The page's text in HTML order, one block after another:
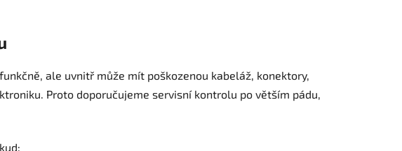
ale uvnitř může mít poškozenou kabeláž, konektory,
Proto doporučujeme servisní kontrolu po větším pádu,